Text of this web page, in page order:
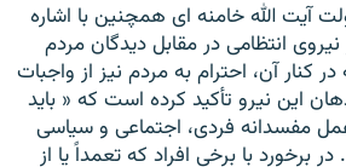
آيت الله خامنه اى همچنين با اشاره
انتظامى در مقابل ديدگان مردم
كنار آن، احترام به مردم نيز از واجبات
اين نيرو تأكيد كرده است كه « بايد
مفسدانه فردى، اجتماعى و سياسى
برخورد با برخى افراد كه تعمداً يا از